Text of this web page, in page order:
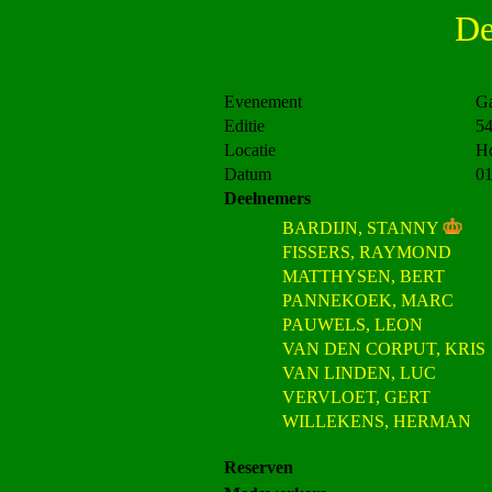
Evenement
Editie
54
Locatie
Datum
Deelnemers
BARDIJN, STANNY
FISSERS, RAYMOND
MATTHYSEN, BERT
PANNEKOEK, MARC
PAUWELS, LEON
VAN DEN CORPUT, KRIS
VAN LINDEN, LUC
VERVLOET, GERT
WILLEKENS, HERMAN
Reserven